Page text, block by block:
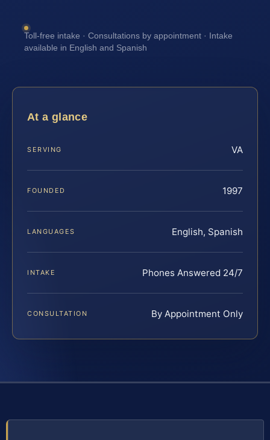
Toll-free intake · Consultations by appointment · Intake
available in English and Spanish
At a glance
SERVING VA
FOUNDED 1997
LANGUAGES English, Spanish
INTAKE Phones Answered 24/7
CONSULTATION By Appointment Only